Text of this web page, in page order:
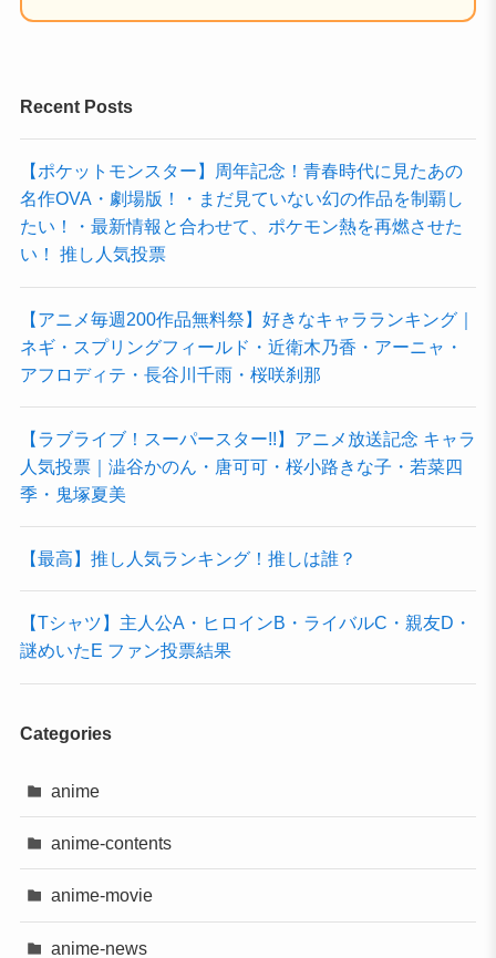
Recent Posts
【ポケットモンスター】周年記念！青春時代に見たあの
名作OVA・劇場版！・まだ見ていない幻の作品を制覇し
たい！・最新情報と合わせて、ポケモン熱を再燃させた
い！ 推し人気投票
【アニメ毎週200作品無料祭】好きなキャラランキング｜
ネギ・スプリングフィールド・近衛木乃香・アーニャ・
アフロディテ・長谷川千雨・桜咲刹那
【ラブライブ！スーパースター!!】アニメ放送記念 キャラ
人気投票｜澁谷かのん・唐可可・桜小路きな子・若菜四
季・鬼塚夏美
【最高】推し人気ランキング！推しは誰？
【Tシャツ】主人公A・ヒロインB・ライバルC・親友D・
謎めいたE ファン投票結果
Categories
anime
anime-contents
anime-movie
anime-news